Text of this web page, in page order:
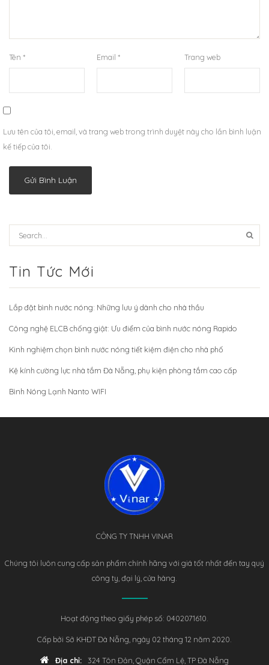
Tên * Email * Trang web
Lưu tên của tôi, email, và trang web trong trình duyệt này cho lần bình luận
kế tiếp của tôi.
Tin Tức Mới
Lắp đặt bình nước nóng: Những lưu ý dành cho nhà thầu
Công nghệ ELCB chống giật: Ưu điểm của bình nước nóng Rapido
Kinh nghiệm chọn bình nước nóng tiết kiệm điện cho nhà phố
Kệ kính cường lực nhà tắm Đà Nẵng, phụ kiện phòng tắm cao cấp
Bình Nóng Lạnh Nanto WIFI
CÔNG TY TNHH VINAR
Chúng tôi luôn cung cấp sản phẩm chính hãng với giá tốt nhất đến tay quý
công ty, đại lý, cửa hàng.
Hoạt động theo giấy phép số: 0402071610.
Cấp bởi Sở KHĐT Đà Nẵng, ngày 02 tháng 12 năm 2020.
Địa chỉ: 324 Tôn Đản, Quận Cẩm Lệ, TP Đà Nẵng